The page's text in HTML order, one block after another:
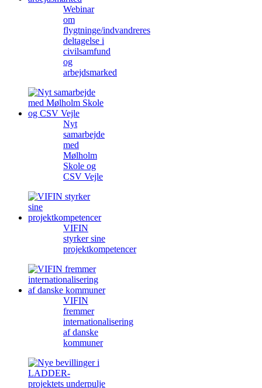
Webinar
om
flygtninge/indvandreres
deltagelse i
civilsamfund
og
arbejdsmarked
Nyt
samarbejde
med
Mølholm
Skole og
CSV Vejle
VIFIN
styrker sine
projektkompetencer
VIFIN
fremmer
internationalisering
af danske
kommuner